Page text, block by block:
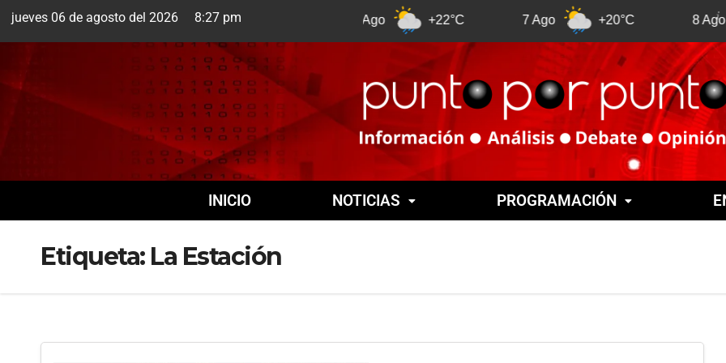
jueves 06 de agosto del 2026 8:27 pm
Cuernavaca +22°C +20°C
INICIO NOTICIAS PROGRAMACIÓN
Etiqueta: La Estación